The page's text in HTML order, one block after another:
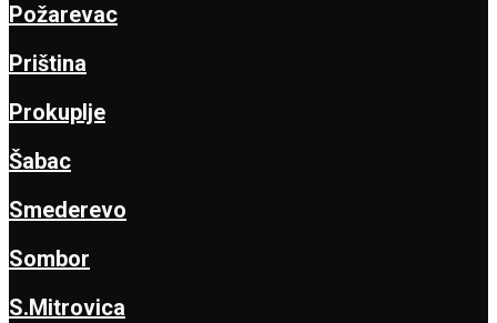
Požarevac
Priština
Prokuplje
Šabac
Smederevo
Sombor
S.Mitrovica